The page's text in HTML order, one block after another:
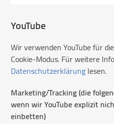
YouTube
Wir verwenden YouTube für
Cookie-Modus. Für weitere
Datenschutzerklärunglesen.
Marketing/Tracking (die
wenn wir YouTube explizit
einbetten)